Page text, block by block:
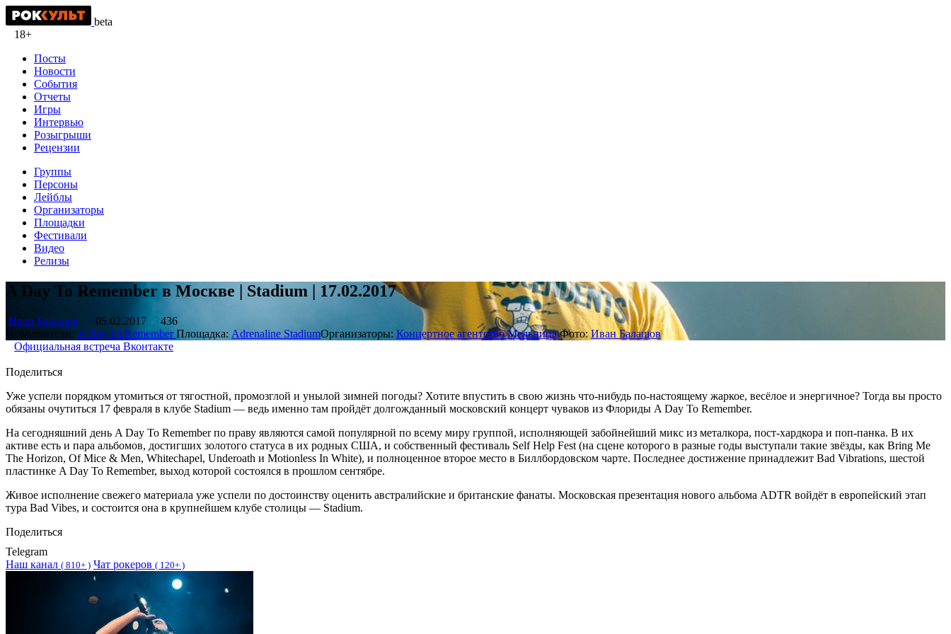
beta
18+
Посты
Новости
События
Отчеты
Игры
Интервью
Розыгрыши
Рецензии
Группы
Персоны
Лейблы
Организаторы
Площадки
Фестивали
Видео
Релизы
A Day To Remember в Москве | Stadium | 17.02.2017
Иван Балашов 05.02.2017
436
Исполнители: A Day To RememberПлощадка: Adrenaline StadiumОрганизаторы: Концертное агентство Мельница Фото:Иван Балашов
Официальная встреча Вконтакте
Поделиться
Уже успели порядком утомиться от тягостной, промозглой и унылой зимней погоды? Хотите впустить в свою жизнь что-нибудь по-настоящему жаркое, весёлое и энергичное? Тогда вы просто
обязаны очутиться 17 февраля в клубе Stadium — ведь именно там пройдёт долгожданный московский концерт чуваков из Флориды A Day To Remember.
На сегодняшний день A Day To Remember по праву являются самой популярной по всему миру группой, исполняющей забойнейший микс из металкора, пост-хардкора и поп-панка. В их
активе есть и пара альбомов, достигших золотого статуса в их родных США, и собственный фестиваль Self Help Fest (на сцене которого в разные годы выступали такие звёзды, как Bring Me
The Horizon, Of Mice & Men, Whitechapel, Underoath и Motionless In White), и полноценное второе место в Биллбордовском чарте. Последнее достижение принадлежит Bad Vibrations, шестой
пластинке A Day To Remember, выход которой состоялся в прошлом сентябре.
Живое исполнение свежего материала уже успели по достоинству оценить австралийские и британские фанаты. Московская презентация нового альбома ADTR войдёт в европейский этап
тура Bad Vibes, и состоится она в крупнейшем клубе столицы — Stadium.
Поделиться
Telegram
Наш канал ( 810+ ) Чат рокеров ( 120+ )